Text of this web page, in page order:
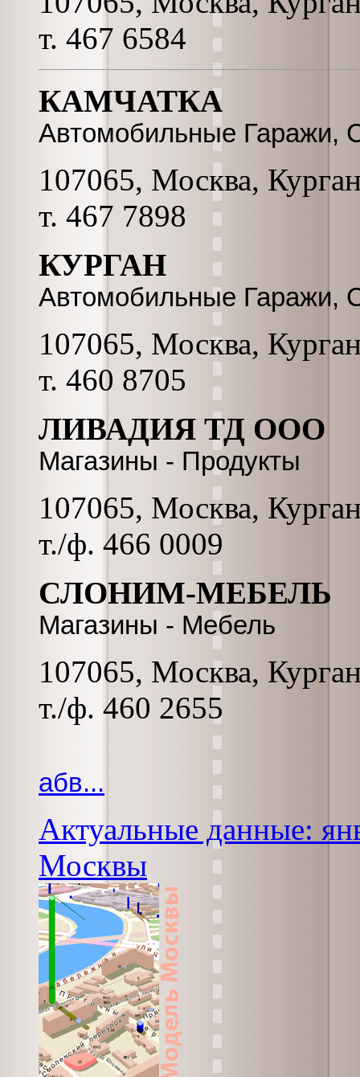
т. 467 6584
КАМЧАТКА
Автомобильные Гаражи,
107065, Москва,
т. 467 7898
КУРГАН
Автомобильные Гаражи,
107065, Москва,
т. 460 8705
ЛИВАДИЯ ТД ООО
Магазины - Продукты
107065, Москва,
т./ф. 466 0009
СЛОНИМ-МЕБЕЛЬ
Магазины - Мебель
107065, Москва,
т./ф. 460 2655
абв...
Актуальные данные:
Москвы